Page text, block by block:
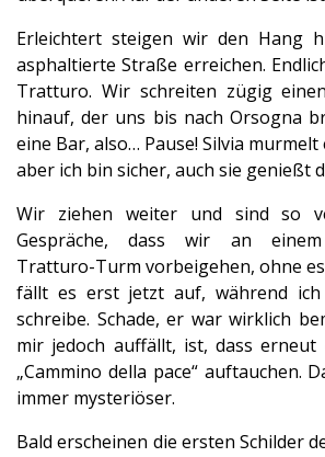
Erleichtert steigen wir den Hang
asphaltierte Straße erreichen.
Tratturo. Wir schreiten zügig
hinauf, der uns bis nach Orsogna
eine Bar, also… Pause! Silvia
aber ich bin sicher, auch sie genießt
Wir ziehen weiter und sind so
Gespräche, dass wir an einem
Tratturo-Turm vorbeigehen, ohne
fällt es erst jetzt auf, während ich
schreibe. Schade, er war wirklich
mir jedoch auffällt, ist, dass erneut
„Cammino della pace“ auftauchen.
immer mysteriöser.
Bald erscheinen die ersten Schilder